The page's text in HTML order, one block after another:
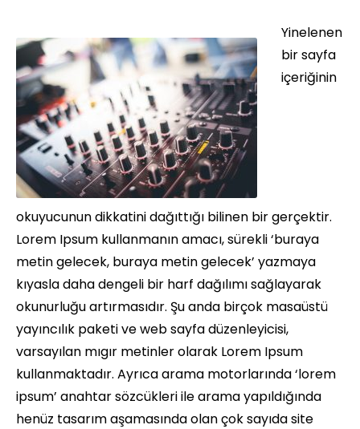
Yinelenen
bir sayfa
içeriğinin
okuyucunun dikkatini dağıttığı bilinen bir gerçektir.
Lorem Ipsum kullanmanın amacı, sürekli ‘buraya
metin gelecek, buraya metin gelecek’ yazmaya
kıyasla daha dengeli bir harf dağılımı sağlayarak
okunurluğu artırmasıdır. Şu anda birçok masaüstü
yayıncılık paketi ve web sayfa düzenleyicisi,
varsayılan mıgır metinler olarak Lorem Ipsum
kullanmaktadır. Ayrıca arama motorlarında ‘lorem
ipsum’ anahtar sözcükleri ile arama yapıldığında
henüz tasarım aşamasında olan çok sayıda site